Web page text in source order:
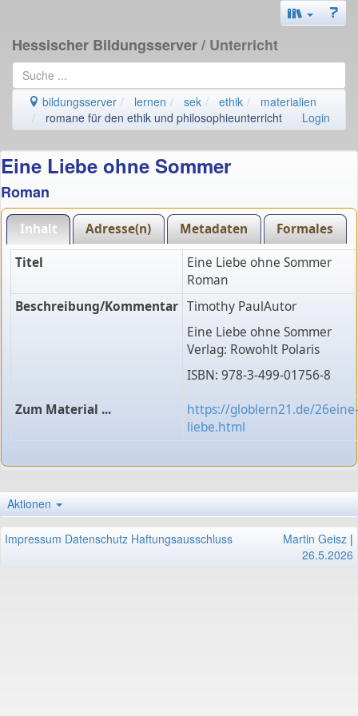
Hessischer Bildungsserver/ Unterricht
bildungsserver lernen sek ethik
materialien
romane für den ethik und philosophieunterricht
Login
Eine Liebe ohne Sommer
Roman
Inhalt Adresse(n) Metadaten Formales
Titel
Eine Liebe ohne Sommer
Roman
Beschreibung/Kommentar Timothy PaulAutor
Eine Liebe ohne Sommer
Verlag: Rowohlt Polaris
ISBN: 978-3-499-01756-8
Zum Material ...
https://globlern21.de/26eine-
liebe.html
Aktionen
Impressum Datenschutz Haftungsausschluss Martin Geisz |
26.5.2026